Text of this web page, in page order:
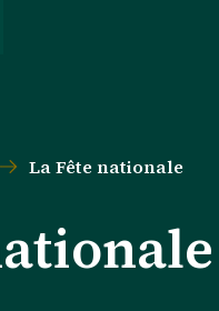
La Fête nationale